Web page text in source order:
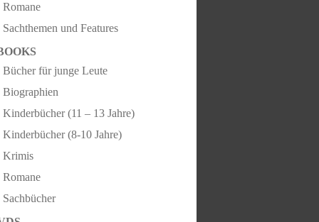
Romane
Sachthemen und Features
Bücher für junge Leute
Biographien
Kinderbücher (11 – 13 Jahre)
Kinderbücher (8-10 Jahre)
Krimis
Romane
Sachbücher